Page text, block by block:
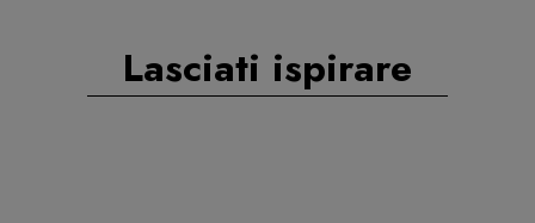
Lasciati ispirare